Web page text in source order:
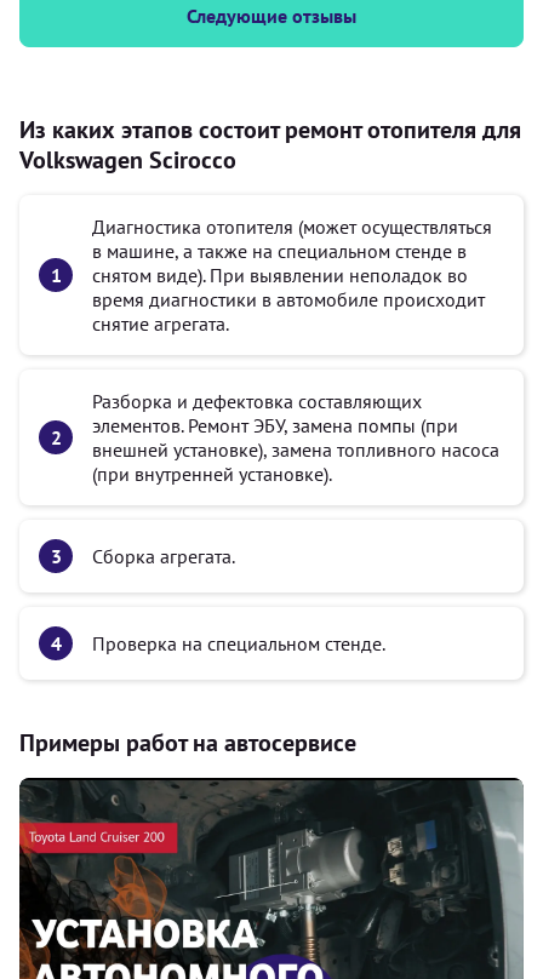
Следующие отзывы
Из каких этапов состоит ремонт отопителя для
Volkswagen Scirocco
Диагностика отопителя (может осуществляться
в машине, а также на специальном стенде в
снятом виде). При выявлении неполадок во
время диагностики в автомобиле происходит
снятие агрегата.
Разборка и дефектовка составляющих
элементов. Ремонт ЭБУ, замена помпы (при
внешней установке), замена топливного насоса
(при внутренней установке).
Сборка агрегата.
Проверка на специальном стенде.
Примеры работ на автосервисе